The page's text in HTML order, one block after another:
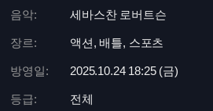
음악: 세바스찬 로버트슨
장르: 액션, 배틀, 스포츠
방영일: 2025.10.24 18:25 (금)
등급: 전체